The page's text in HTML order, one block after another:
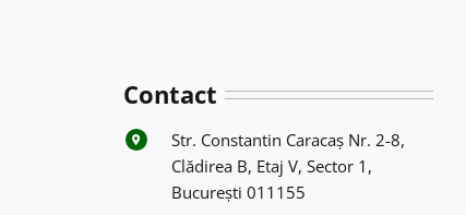
Contact
Str. Constantin Caracaş Nr. 2-8,
Clădirea B, Etaj V, Sector 1,
Bucureşti 011155